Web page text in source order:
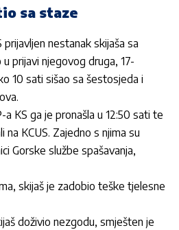
sa staze
prijavljen nestanak skijaša sa
prijavi njegovog druga, 17-
10 sati sišao sa šestosjeda i
a KS ga je pronašla u 12:50 sati te
KCUS. Zajedno s njima su
Gorske službe spašavanja,
skijaš je zadobio teške tjelesne
doživio nezgodu, smješten je